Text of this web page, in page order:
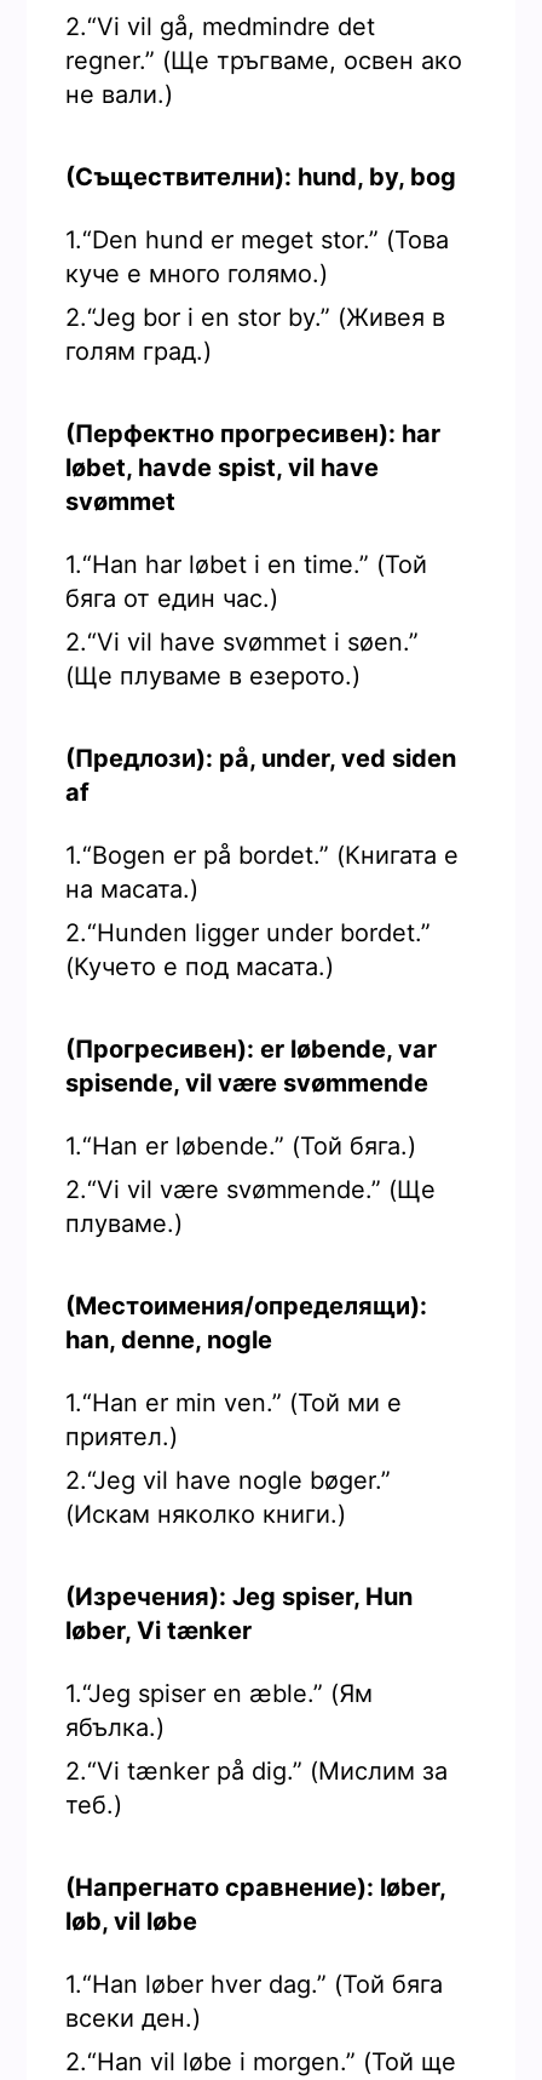
2.“Vi vil gå, medmindre det
regner.” (Ще тръгваме, освен ако
не вали.)
(Съществителни): hund, by, bog
1.“Den hund er meget stor.” (Това
куче е много голямо.)
2.“Jeg bor i en stor by.” (Живея в
голям град.)
(Перфектно прогресивен): har
løbet, havde spist, vil have
svømmet
1.“Han har løbet i en time.” (Той
бяга от един час.)
2.“Vi vil have svømmet i søen.”
(Ще плуваме в езерото.)
(Предлози): på, under, ved siden
af
1.“Bogen er på bordet.” (Книгата е
на масата.)
2.“Hunden ligger under bordet.”
(Кучето е под масата.)
(Прогресивен): er løbende, var
spisende, vil være svømmende
1.“Han er løbende.” (Той бяга.)
2.“Vi vil være svømmende.” (Ще
плуваме.)
(Местоимения/определящи):
han, denne, nogle
1.“Han er min ven.” (Той ми е
приятел.)
2.“Jeg vil have nogle bøger.”
(Искам няколко книги.)
(Изречения): Jeg spiser, Hun
løber, Vi tænker
1.“Jeg spiser en æble.” (Ям
ябълка.)
2.“Vi tænker på dig.” (Мислим за
теб.)
(Напрегнато сравнение): løber,
løb, vil løbe
1.“Han løber hver dag.” (Той бяга
всеки ден.)
2.“Han vil løbe i morgen.” (Той ще